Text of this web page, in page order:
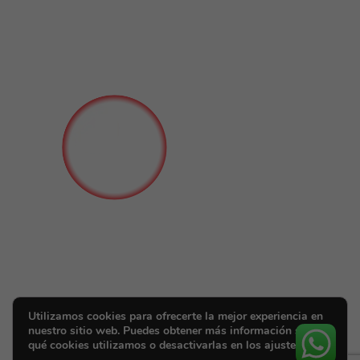
Utilizamos cookies para ofrecerte la mejor experiencia en
nuestro sitio web. Puedes obtener más información sobre
qué cookies utilizamos o desactivarlas en los ajustes.